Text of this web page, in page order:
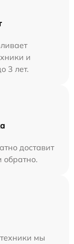
и
3 лет.
доставит
обратно.
мы